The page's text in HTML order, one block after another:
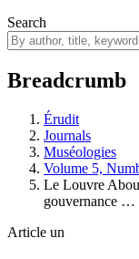
Search
Breadcrumb
Érudit
Journals
Muséologies
Volume 5,
Le Louvre
gouvernance …
Article un